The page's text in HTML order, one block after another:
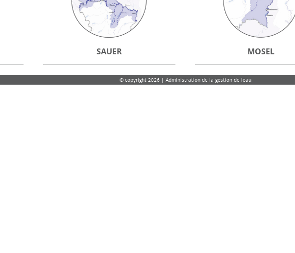
SAUER MOSEL
© copyright 2026 | Administration de la gestion de leau